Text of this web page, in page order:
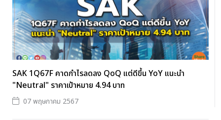
SAK 1Q67F คาดกำไรลดลง QoQ แต่ดีขึ้น YoY แนะนำ
"Neutral" ราคาเป้าหมาย 4.94 บาท
07 พฤษภาคม 2567